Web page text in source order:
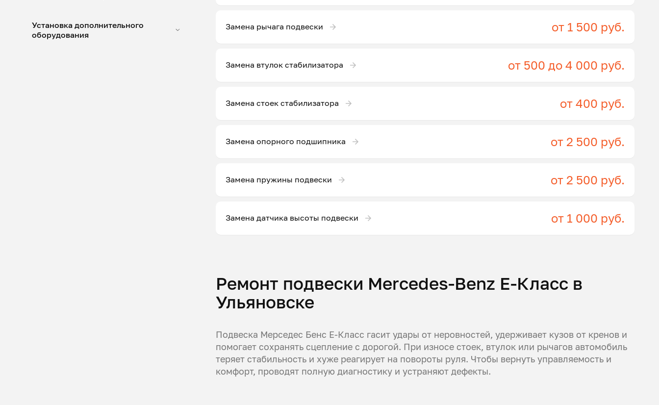
Установка дополнительного
оборудования
Замена рычага подвески от 1 500 руб.
Замена втулок стабилизатора от 500 до 4 000 руб.
Замена стоек стабилизатора от 400 руб.
Замена опорного подшипника от 2 500 руб.
Замена пружины подвески от 2 500 руб.
Замена датчика высоты подвески от 1 000 руб.
Ремонт подвески Mercedes-Benz E-Класс в
Ульяновске
Подвеска Мерседес Бенс E-Класс гасит удары от неровностей, удерживает кузов от кренов и
помогает сохранять сцепление с дорогой. При износе стоек, втулок или рычагов автомобиль
теряет стабильность и хуже реагирует на повороты руля. Чтобы вернуть управляемость и
комфорт, проводят полную диагностику и устраняют дефекты.